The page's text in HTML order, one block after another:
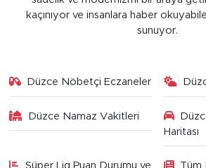
kaçınıyor ve insanlara haber
sunuyor.
Düzce Nöbetçi Eczaneler
Düzce Namaz Vakitleri
Haritası
Süper Lig Puan Durumu ve Tüm